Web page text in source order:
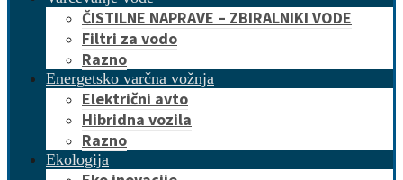
ČISTILNE NAPRAVE – ZBIRALNIKI VODE
Filtri za vodo
Razno
Energetsko varčna vožnja
Električni avto
Hibridna vozila
Razno
Ekologija